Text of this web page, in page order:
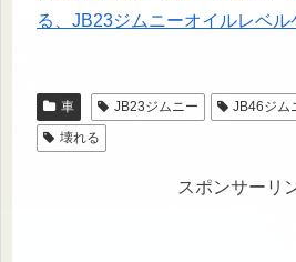
る、JB23ジムニーオイルレベ
車 JB23ジムニー JB46ジム
壊れる
スポンサーリ